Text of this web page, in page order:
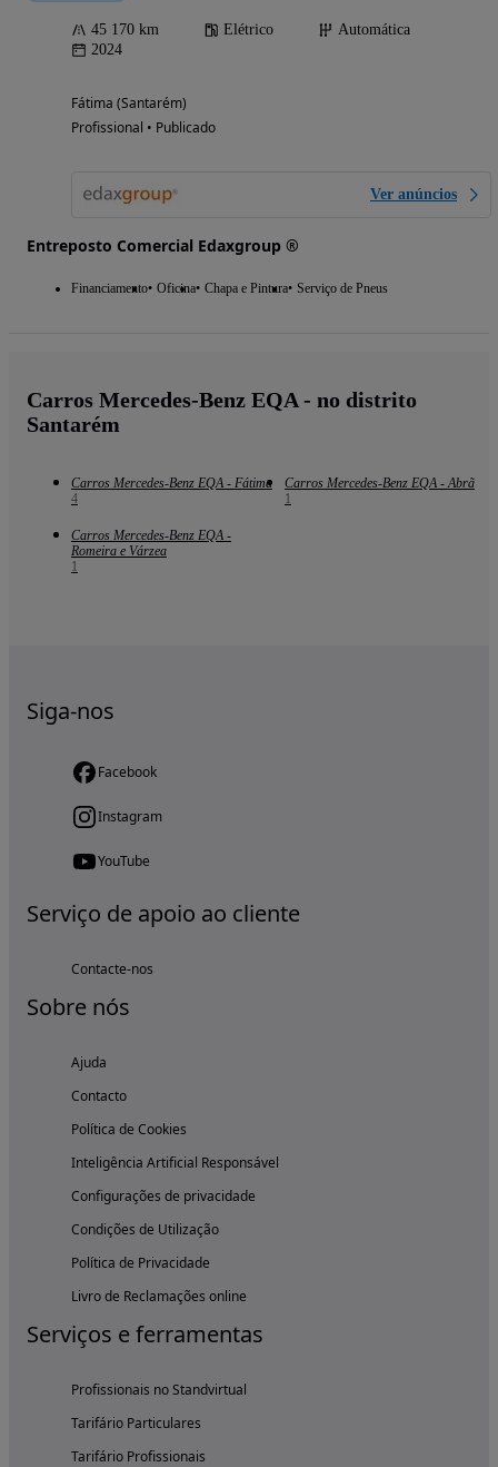
45 170 km Elétrico
Automática
2024
Fátima (Santarém)
Profissional • Publicado
Ver anúncios
Entreposto Comercial Edaxgroup ®
Financiamento Oficina Chapa e Pintura Serviço de Pneus
Carros Mercedes-Benz EQA - no distrito
Santarém
Carros Mercedes-Benz EQA - Fátima
4
Carros Mercedes-Benz EQA - Abrã
1
Carros Mercedes-Benz EQA -
Romeira e Várzea
1
Siga-nos
Facebook
Instagram
YouTube
Serviço de apoio ao cliente
Contacte-nos
Sobre nós
Ajuda
Contacto
Política de Cookies
Inteligência Artificial Responsável
Configurações de privacidade
Condições de Utilização
Política de Privacidade
Livro de Reclamações online
Serviços e ferramentas
Profissionais no Standvirtual
Tarifário Particulares
Tarifário Profissionais